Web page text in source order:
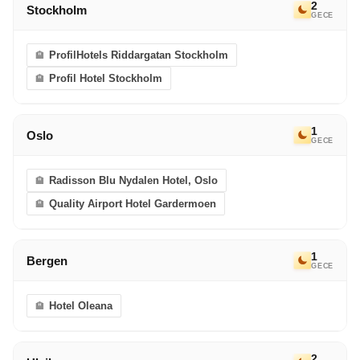
Stockholm 2
GECE
ProfilHotels Riddargatan Stockholm
Profil Hotel Stockholm
Oslo 1
GECE
Radisson Blu Nydalen Hotel, Oslo
Quality Airport Hotel Gardermoen
Bergen 1
GECE
Hotel Oleana